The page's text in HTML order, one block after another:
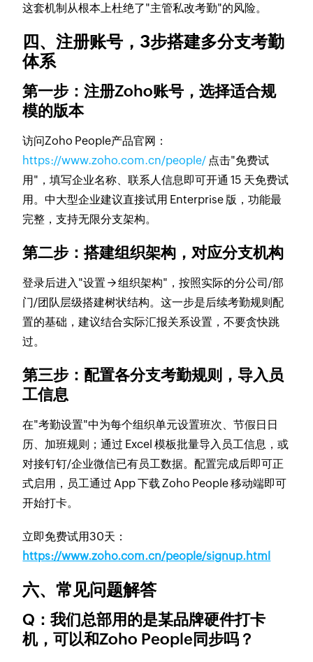
这套机制从根本上杜绝了"主管私改考勤"的风险。
四、注册账号，3步搭建多分支考勤
体系
第一步：注册Zoho账号，选择适合规
模的版本
访问Zoho People产品官网：
https://www.zoho.com.cn/people/ 点击"免费试
用"，填写企业名称、联系人信息即可开通 15 天免费试
用。中大型企业建议直接试用 Enterprise 版，功能最
完整，支持无限分支架构。
第二步：搭建组织架构，对应分支机构
登录后进入"设置 → 组织架构"，按照实际的分公司/部
门/团队层级搭建树状结构。这一步是后续考勤规则配
置的基础，建议结合实际汇报关系设置，不要贪快跳
过。
第三步：配置各分支考勤规则，导入员
工信息
在"考勤设置"中为每个组织单元设置班次、节假日日
历、加班规则；通过 Excel 模板批量导入员工信息，或
对接钉钉/企业微信已有员工数据。配置完成后即可正
式启用，员工通过 App 下载 Zoho People 移动端即可
开始打卡。
立即免费试用30天：
https://www.zoho.com.cn/people/signup.html
六、常见问题解答
Q：我们总部用的是某品牌硬件打卡
机，可以和Zoho People同步吗？